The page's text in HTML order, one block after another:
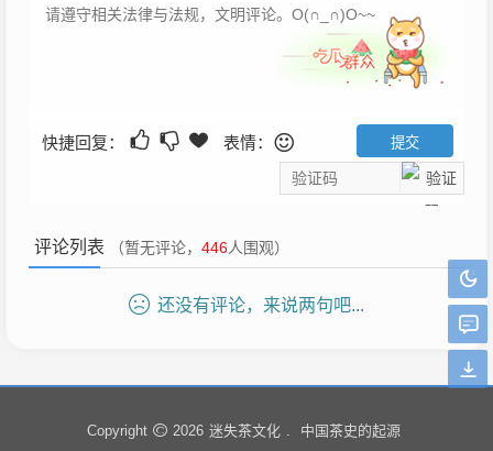
快捷回复： 表情：
评论列表 （暂无评论， 446人围观）
还没有评论，来说两句吧...
Copyright 2026 迷失茶文化 中国茶史的起源